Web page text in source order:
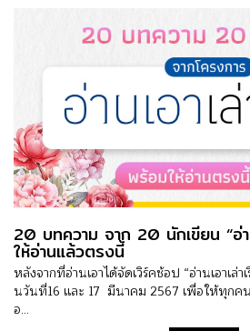
20 บทความ จาก 20 นักเขียน “อ่า
ให้อ่านแล้วตรงนี้
หลังจากที่อ่านเอาได้จัดเวิร์คช้อป “อ่านเอาเล่า
นวันที่16 และ 17 มีนาคม 2567 เพื่อให้ทุกคน
อ...